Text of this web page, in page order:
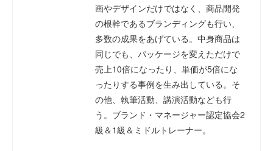
画やデザインだけではなく、商品開発
の根幹であるブランディングも行い、
多数の成果をあげている。中身商品は
同じでも、パッケージを変えただけで
売上10倍になったり、単価が5倍にな
ったりする事例を生み出している。そ
の他、執筆活動、講演活動なども行
う。ブランド・マネージャー認定協会2
級＆1級＆ミドルトレーナー。